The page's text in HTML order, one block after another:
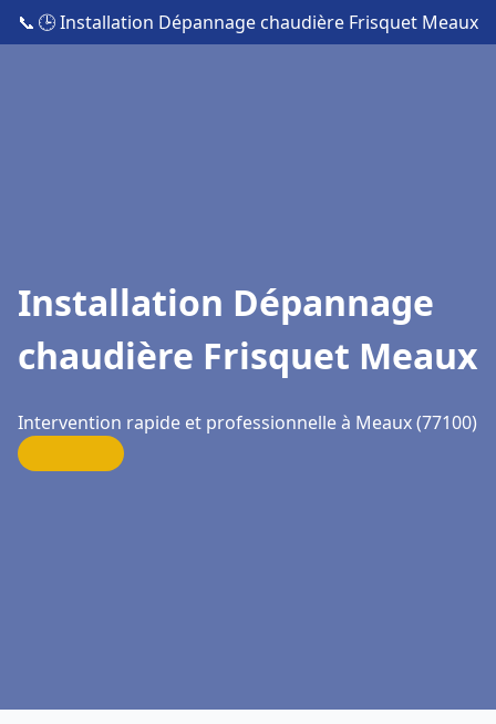
📞 🕒 Installation Dépannage chaudière Frisquet Meaux
Installation Dépannage
chaudière Frisquet Meaux
Intervention rapide et professionnelle à Meaux (77100)